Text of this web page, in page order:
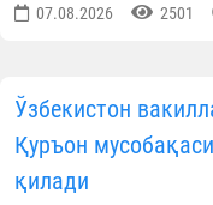
07.08.2026 2501
Ўзбекистон
Қуръон
қилади